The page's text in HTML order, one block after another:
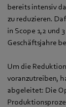
bereits intensiv
zu reduzieren.
in Scope 1,2 und
Geschäftsjahre
Um die
voranzutreiben,
abgeleitet: Die